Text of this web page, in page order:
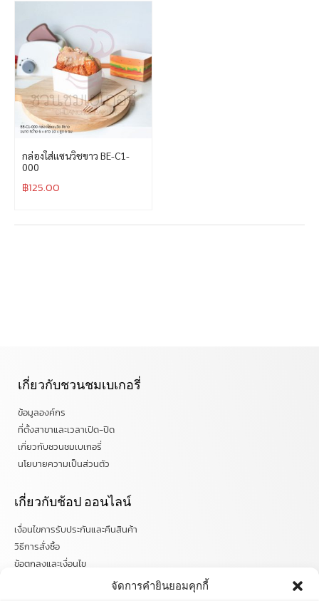
จัดการคำยินยอมคุกกี้
กล่องใส่เเซนวิชขาว BE-C1-
000
฿125.00
เกี่ยวกับชวนชมเบเกอรี่
ข้อมูลองค์กร
ที่ตั้งสาขาและเวลาเปิด-ปิด
เกี่ยวกับชวนชมเบเกอรี่
นโยบายความเป็นส่วนตัว
เกี่ยวกับช้อป ออนไลน์
เงื่อนไขการรับประกันและคืนสินค้า
วิธีการสั่งซื้อ
ข้อตกลงและเงื่อนไข